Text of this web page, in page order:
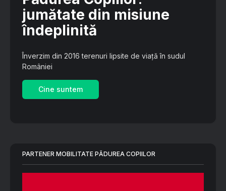
jumătate din misiune
îndeplinită
Înverzim din 2016 terenuri lipsite de viață în sudul
României
Cine suntem
PARTENER MOBILITATE PĂDUREA COPIILOR